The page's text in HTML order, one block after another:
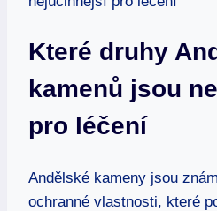
Které druhy
kamenů jsou
pro léčení
Andělské kameny jsou
ochranné vlastnosti, které